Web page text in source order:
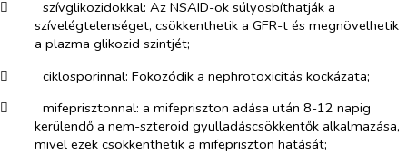
​
szívglikozidokkal: Az NSAID-ok súlyosbíthatják a
szívelégtelenséget, csökkenthetik a GFR-t és megnövelhetik
a plazma glikozid szintjét;
​
ciklosporinnal: Fokozódik a nephrotoxicitás kockázata;
​
mifeprisztonnal: a mifepriszton adása után 8-12 napig
kerülendő a nem-szteroid gyulladáscsökkentők alkalmazása,
mivel ezek csökkenthetik a mifepriszton hatását;